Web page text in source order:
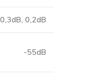
0,3dB, 0,2dB
-55dB